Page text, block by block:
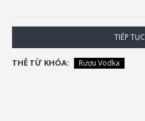
TIẾP TỤC
THẺ TỪ KHÓA: Rượu Vodka